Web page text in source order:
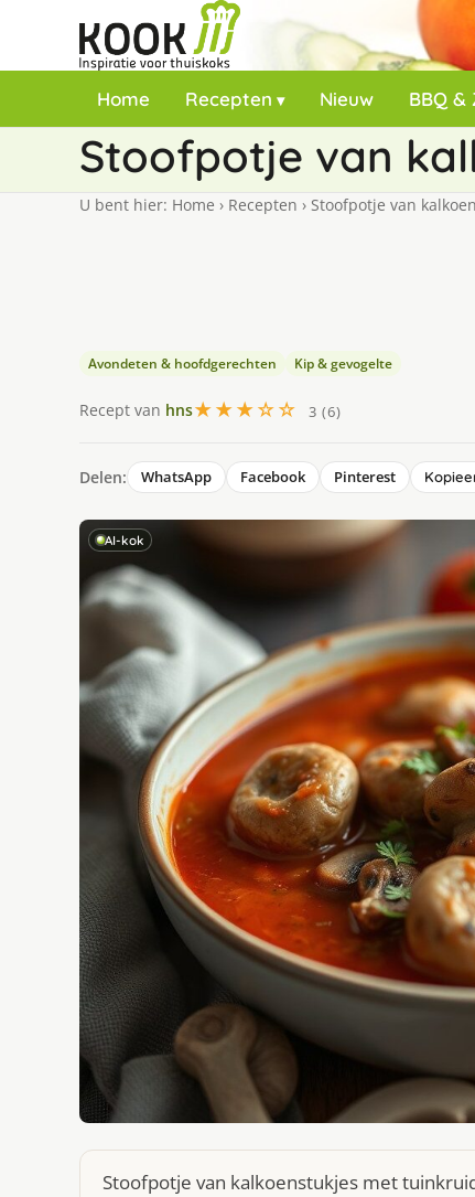
Home Recepten Nieuw BBQ &
Stoofpotje van
U bent hier: Home › Recepten › Stoofpotje van
Avondeten & hoofdgerechten Kip & gevogelte
Recept van hns★★★☆☆ 3 (6)
Delen: WhatsApp Facebook Pinterest
AI-kok
Stoofpotje van kalkoenstukjes met